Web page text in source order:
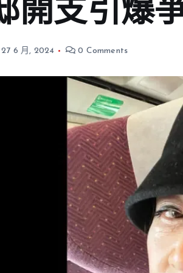
開支引爆
27 6 月, 2024 0 Comments